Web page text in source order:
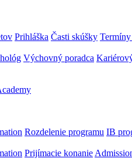
Prihláška Časti skúšky
Výchovný poradca
Rozdelenie programu IB
Prijímacie konanie